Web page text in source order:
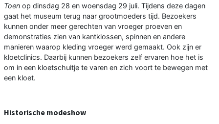
Toen op dinsdag 28 en woensdag 29 juli. Tijdens deze dagen
gaat het museum terug naar grootmoeders tijd. Bezoekers
kunnen onder meer gerechten van vroeger proeven en
demonstraties zien van kantklossen, spinnen en andere
manieren waarop kleding vroeger werd gemaakt. Ook zijn er
kloetclinics. Daarbij kunnen bezoekers zelf ervaren hoe het is
om in een kloetschuitje te varen en zich voort te bewegen met
een kloet.
Historische modeshow